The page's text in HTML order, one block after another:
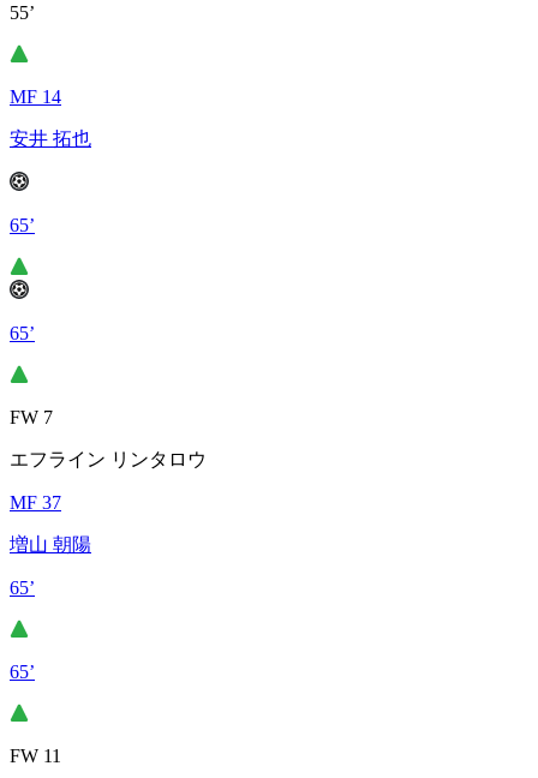
55’
MF 14
安井 拓也
65’
65’
FW 7
エフライン リンタロウ
MF 37
増山 朝陽
65’
65’
FW 11